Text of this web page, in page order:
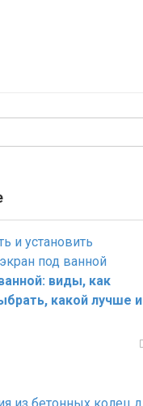
виды, как
какой лучше и